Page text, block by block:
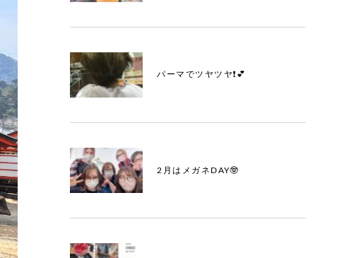
パーマでツヤツヤ❗️💕
2月はメガネDAY🤓